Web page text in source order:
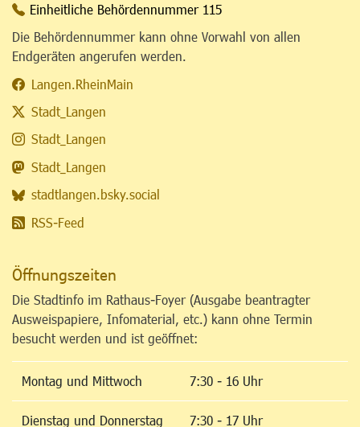
Einheitliche Behördennummer 115
Die Behördennummer kann ohne Vorwahl von allen
Endgeräten angerufen werden.
Langen.RheinMain
Stadt_Langen
Stadt_Langen
Stadt_Langen
stadtlangen.bsky.social
RSS-Feed
Öffnungszeiten
Die Stadtinfo im Rathaus-Foyer (Ausgabe beantragter
Ausweispapiere, Infomaterial, etc.) kann ohne Termin
besucht werden und ist geöffnet:
Montag und Mittwoch 7:30 - 16 Uhr
Dienstag und Donnerstag 7:30 - 17 Uhr